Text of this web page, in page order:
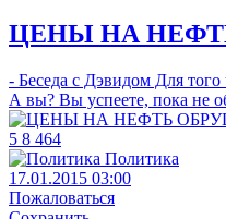
ЦЕНЫ НА
- Беседа с Дэвидом Для того
А вы? Вы успеете, пока не
5 8 464
Политика
17.01.2015 03:00
Пожаловаться